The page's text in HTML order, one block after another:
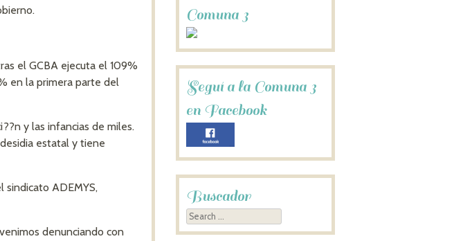
el GCBA ejecuta el 109%
en la primera parte del
y las infancias de miles.
estatal y tiene
sindicato ADEMYS,
denunciando con
Comuna 3
Seguí a la Comuna 3
en Facebook
Buscador
Search